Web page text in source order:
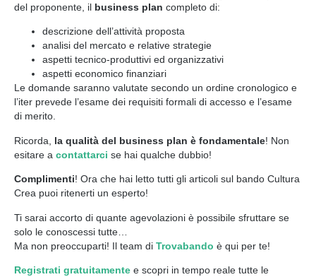
del proponente, il business plan completo di:
descrizione dell’attività proposta
analisi del mercato e relative strategie
aspetti tecnico-produttivi ed organizzativi
aspetti economico finanziari
Le domande saranno valutate secondo un ordine cronologico e
l’iter prevede l’esame dei requisiti formali di accesso e l’esame
di merito.
Ricorda, la qualità del business plan è fondamentale! Non
esitare a contattarci se hai qualche dubbio!
Complimenti! Ora che hai letto tutti gli articoli sul bando Cultura
Crea puoi ritenerti un esperto!
Ti sarai accorto di quante agevolazioni è possibile sfruttare se
solo le conoscessi tutte…
Ma non preoccuparti! Il team di Trovabando è qui per te!
Registrati gratuitamente e scopri in tempo reale tutte le